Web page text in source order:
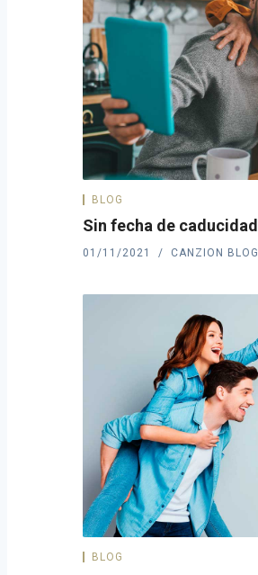
BLOG
Sin fecha de caducidad
01/11/2021 CANZION BLOG
BLOG